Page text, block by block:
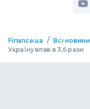
Finance.ua / Всі новини
Україну впав в 3,6 рази